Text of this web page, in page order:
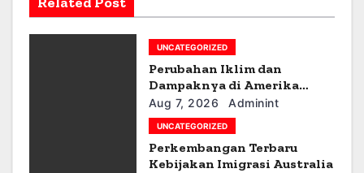
g
UNCATEGORIZED
Perubahan Iklim dan
Dampaknya di Amerika
Latin
Aug 7, 2026 Adminint
UNCATEGORIZED
Perkembangan Terbaru
Kebijakan Imigrasi Australia